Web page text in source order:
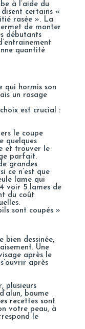
à l’aide du
certains «
rasée ». La
de monter
débutants
quantité
qui hormis son
un rasage
est crucial :
le coupe
quelques
et trouver le
parfait.
grandes
ce n’est que
lame qui
voir 5 lames de
du coût
sont coupés »
bien dessinée,
Une
après le
après
plusieurs
baume
recettes sont
votre peau, à
le